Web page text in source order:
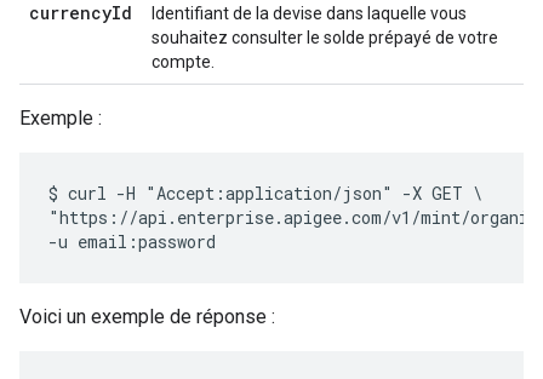
currencyId
Identifiant de la devise dans laquelle vous
souhaitez consulter le solde prépayé de votre
compte.
Exemple :
$ curl -H "Accept:application/json" -X GET \
"https://api.enterprise.apigee.com/v1/mint/
Voici un exemple de réponse :